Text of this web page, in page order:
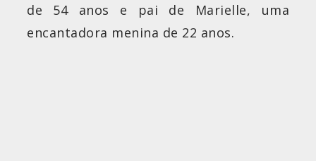
de 54 anos e pai de Marielle, uma
encantadora menina de 22 anos.